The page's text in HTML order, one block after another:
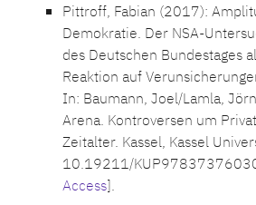
Pittroff, Fabian (2017):
Demokratie. Der NSA-
des Deutschen Bundestages
Reaktion auf
In: Baumann, Joel/Lamla,
Arena. Kontroversen um
Zeitalter. Kassel, Kassel
10.19211/
Access].